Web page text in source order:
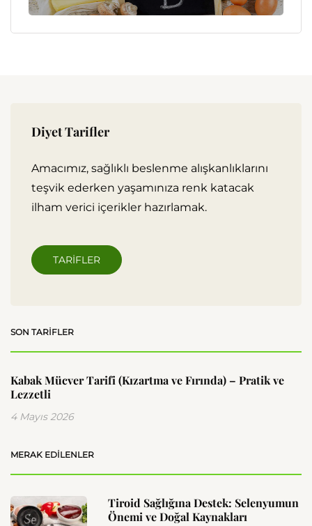
Diyet Tarifler
Amacımız, sağlıklı beslenme alışkanlıklarını
teşvik ederken yaşamınıza renk katacak
ilham verici içerikler hazırlamak.
TARIFLER
SON TARIFLER
Kabak Mücver Tarifi (Kızartma ve Fırında) – Pratik ve
Lezzetli
4 Mayıs 2026
MERAK EDILENLER
Tiroid Sağlığına Destek: Selenyumun
Önemi ve Doğal Kaynakları